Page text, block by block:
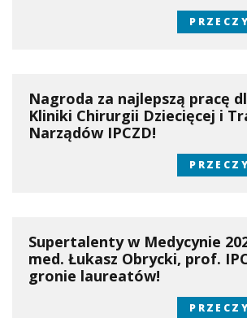
Nagroda za najlepszą pracę
Kliniki Chirurgii Dziecięcej i
Narządów IPCZD!
Supertalenty w Medycynie
med. Łukasz Obrycki, prof.
gronie laureatów!